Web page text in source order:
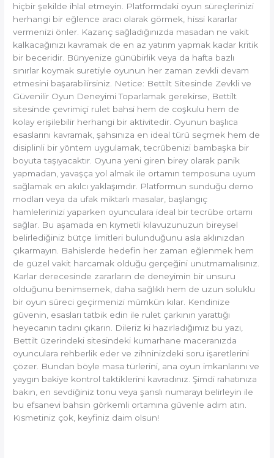
hiçbir şekilde ihlal etmeyin. Platformdaki oyun süreçlerinizi
herhangi bir eğlence aracı olarak görmek, hissi kararlar
vermenizi önler. Kazanç sağladığınızda masadan ne vakit
kalkacağınızı kavramak de en az yatırım yapmak kadar kritik
bir beceridir. Bünyenize günübirlik veya da hafta bazlı
sınırlar koymak suretiyle oyunun her zaman zevkli devam
etmesini başarabilirsiniz. Netice: Bettilt Sitesinde Zevkli ve
Güvenilir Oyun Deneyimi Toparlamak gerekirse, Bettilt
sitesinde çevrimiçi rulet bahsi hem de coşkulu hem de
kolay erişilebilir herhangi bir aktivitedir. Oyunun başlıca
esaslarını kavramak, şahsınıza en ideal türü seçmek hem de
disiplinli bir yöntem uygulamak, tecrübenizi bambaşka bir
boyuta taşıyacaktır. Oyuna yeni giren birey olarak panik
yapmadan, yavaşça yol almak ile ortamın temposuna uyum
sağlamak en akılcı yaklaşımdır. Platformun sunduğu demo
modları veya da ufak miktarlı masalar, başlangıç
hamlelerinizi yaparken oyunculara ideal bir tecrübe ortamı
sağlar. Bu aşamada en kıymetli kılavuzunuzun bireysel
belirlediğiniz bütçe limitleri bulunduğunu asla aklınızdan
çıkarmayın. Bahislerde hedefin her zaman eğlenmek hem
de güzel vakit harcamak olduğu gerçeğini unutmamalısınız.
Karlar derecesinde zararların de deneyimin bir unsuru
olduğunu benimsemek, daha sağlıklı hem de uzun soluklu
bir oyun süreci geçirmenizi mümkün kılar. Kendinize
güvenin, esasları tatbik edin ile rulet çarkının yarattığı
heyecanın tadını çıkarın. Dileriz ki hazırladığımız bu yazı,
Bettilt üzerindeki sitesindeki kumarhane maceranızda
oyunculara rehberlik eder ve zihninizdeki soru işaretlerini
çözer. Bundan böyle masa türlerini, ana oyun imkanlarını ve
yaygın bakiye kontrol taktiklerini kavradınız. Şimdi rahatınıza
bakın, en sevdiğiniz tonu veya şanslı numarayı belirleyin ile
bu efsanevi bahsin görkemli ortamına güvenle adım atın.
Kısmetiniz çok, keyfiniz daim olsun!